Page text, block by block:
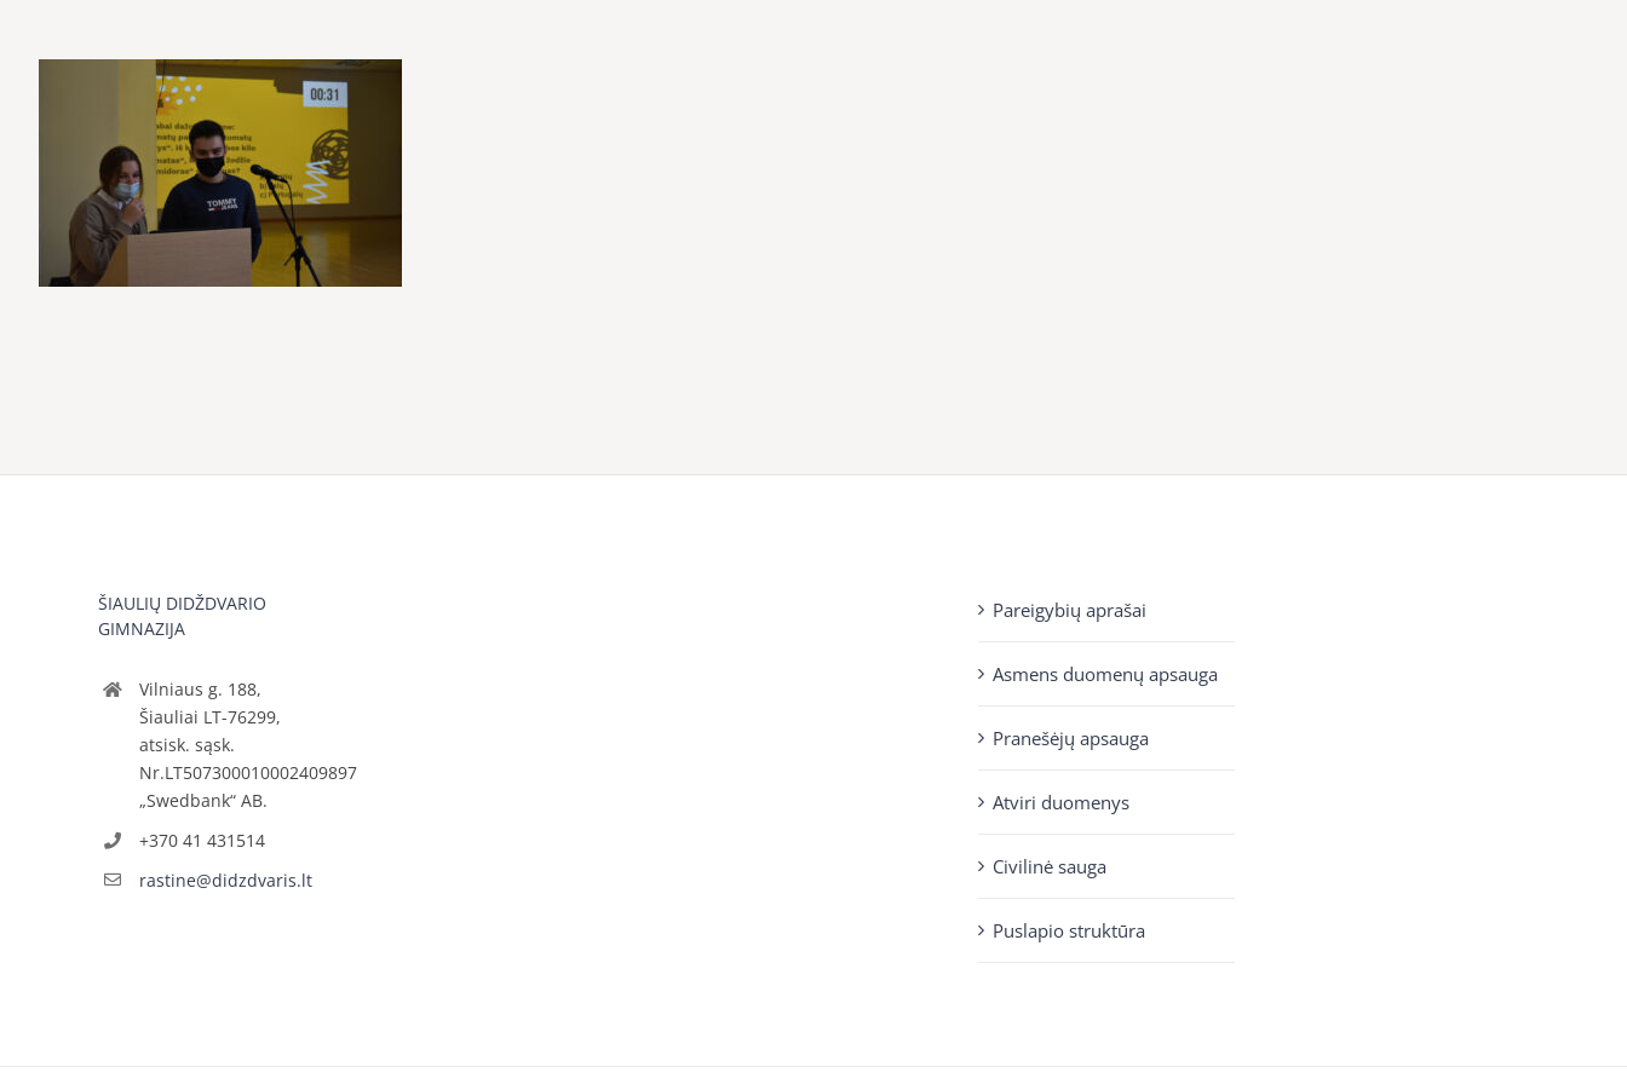
ŠIAULIŲ DIDŽDVARIO
GIMNAZIJA
Vilniaus g. 188,
Šiauliai LT-76299,
atsisk. sąsk.
Nr.LT507300010002409897
„Swedbank“ AB.
+370 41 431514
rastine@didzdvaris.lt
Pareigybių aprašai
Asmens duomenų apsauga
Pranešėjų apsauga
Atviri duomenys
Civilinė sauga
Puslapio struktūra